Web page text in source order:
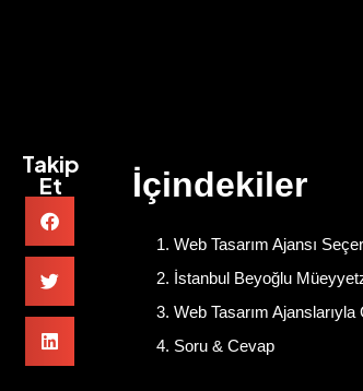
Takip
Et
İçindekiler
Web Tasarım Ajansı
İstanbul Beyoğlu
Web Tasarım Ajanslarıyla
Soru & Cevap